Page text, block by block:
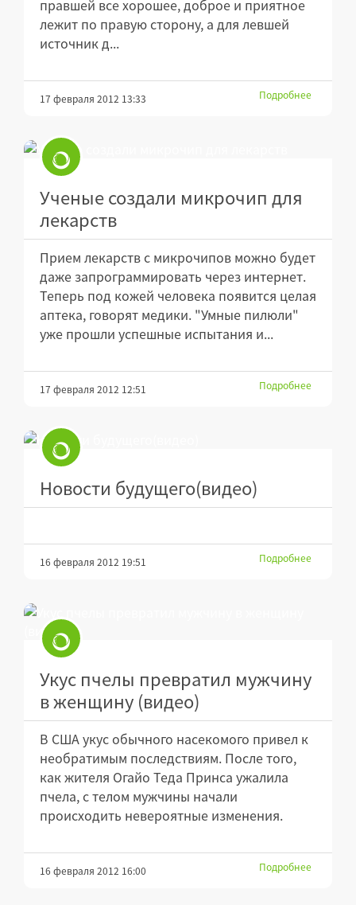
правшей все хорошее, доброе и приятное
лежит по правую сторону, а для левшей
источник д...
17 февраля 2012 13:33 Подробнее
Ученые создали микрочип для
лекарств
Прием лекарств с микрочипов можно будет
даже запрограммировать через интернет.
Теперь под кожей человека появится целая
аптека, говорят медики. "Умные пилюли"
уже прошли успешные испытания и...
17 февраля 2012 12:51 Подробнее
Новости будущего(видео)
16 февраля 2012 19:51 Подробнее
Укус пчелы превратил мужчину
в женщину (видео)
В США укус обычного насекомого привел к
необратимым последствиям. После того,
как жителя Огайо Теда Принса ужалила
пчела, с телом мужчины начали
происходить невероятные изменения.
16 февраля 2012 16:00 Подробнее